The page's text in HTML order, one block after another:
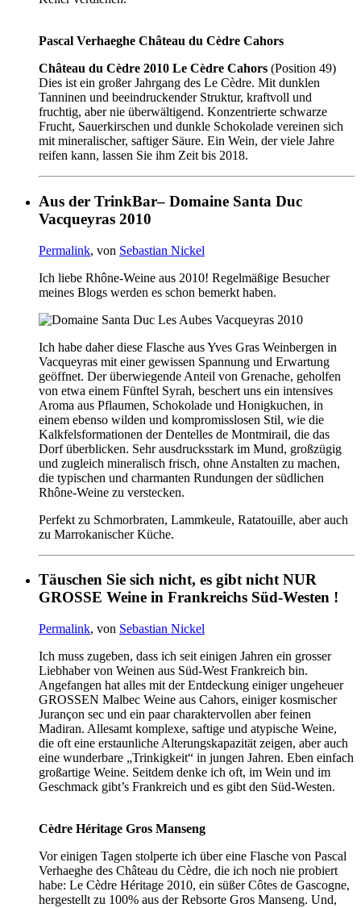
Pascal Verhaeghe Château du Cèdre Cahors
Château du Cèdre 2010 Le Cèdre Cahors (Position 49)
Dies ist ein großer Jahrgang des Le Cèdre. Mit dunklen
Tanninen und beeindruckender Struktur, kraftvoll und
fruchtig, aber nie überwältigend. Konzentrierte schwarze
Frucht, Sauerkirschen und dunkle Schokolade vereinen sich
mit mineralischer, saftiger Säure. Ein Wein, der viele Jahre
reifen kann, lassen Sie ihm Zeit bis 2018.
Aus der TrinkBar– Domaine Santa Duc
Vacqueyras 2010
Permalink, von Sebastian Nickel
Ich liebe Rhône-Weine aus 2010! Regelmäßige Besucher
meines Blogs werden es schon bemerkt haben.
Ich habe daher diese Flasche aus Yves Gras Weinbergen in
Vacqueyras mit einer gewissen Spannung und Erwartung
geöffnet. Der überwiegende Anteil von Grenache, geholfen
von etwa einem Fünftel Syrah, beschert uns ein intensives
Aroma aus Pflaumen, Schokolade und Honigkuchen, in
einem ebenso wilden und kompromisslosen Stil, wie die
Kalkfelsformationen der Dentelles de Montmirail, die das
Dorf überblicken. Sehr ausdrucksstark im Mund, großzügig
und zugleich mineralisch frisch, ohne Anstalten zu machen,
die typischen und charmanten Rundungen der südlichen
Rhône-Weine zu verstecken.
Perfekt zu Schmorbraten, Lammkeule, Ratatouille, aber auch
zu Marrokanischer Küche.
Täuschen Sie sich nicht, es gibt nicht NUR
GROSSE Weine in Frankreichs Süd-Westen !
Permalink, von Sebastian Nickel
Ich muss zugeben, dass ich seit einigen Jahren ein grosser
Liebhaber von Weinen aus Süd-West Frankreich bin.
Angefangen hat alles mit der Entdeckung einiger ungeheuer
GROSSEN Malbec Weine aus Cahors, einiger kosmischer
Jurançon sec und ein paar charaktervollen aber feinen
Madiran. Allesamt komplexe, saftige und atypische Weine,
die oft eine erstaunliche Alterungskapazität zeigen, aber auch
eine wunderbare „Trinkigkeit“ in jungen Jahren. Eben einfach
großartige Weine. Seitdem denke ich oft, im Wein und im
Geschmack gibt’s Frankreich und es gibt den Süd-Westen.
Cèdre Héritage Gros Manseng
Vor einigen Tagen stolperte ich über eine Flasche von Pascal
Verhaeghe des Château du Cèdre, die ich noch nie probiert
habe: Le Cèdre Héritage 2010, ein süßer Côtes de Gascogne,
hergestellt zu 100% aus der Rebsorte Gros Manseng. Und,